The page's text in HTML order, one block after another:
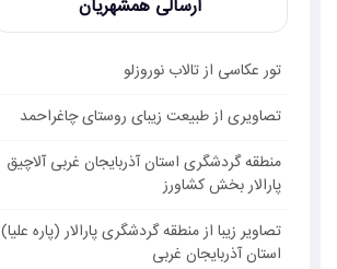
ارسالی همشهریان
تور عکاسی از تالاب نوروزلو
تصاویری از طبیعت زیبای روستای چاغراحمد
منطقه گردشگری استان آذربایجان غربی آلاچیق
پارالار بخش کشاورز
تصاویر زیبا از منطقه گردشگری پارالار (پاره علیا)
استان آذربایجان غربی